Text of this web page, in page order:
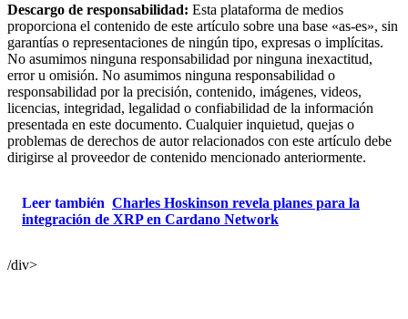
Descargo de responsabilidad: Esta plataforma de medios
proporciona el contenido de este artículo sobre una base «as-es», sin
garantías o representaciones de ningún tipo, expresas o implícitas.
No asumimos ninguna responsabilidad por ninguna inexactitud,
error u omisión. No asumimos ninguna responsabilidad o
responsabilidad por la precisión, contenido, imágenes, videos,
licencias, integridad, legalidad o confiabilidad de la información
presentada en este documento. Cualquier inquietud, quejas o
problemas de derechos de autor relacionados con este artículo debe
dirigirse al proveedor de contenido mencionado anteriormente.
Leer también Charles Hoskinson revela planes para la
integración de XRP en Cardano Network
/div>